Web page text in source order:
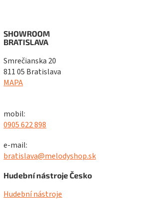
SHOWROOM
BRATISLAVA
Smrečianska 20
811 05 Bratislava
MAPA
mobil:
0905 622 898
e-mail:
bratislava@melodyshop.sk
Hudební nástroje Česko
Hudební nástroje